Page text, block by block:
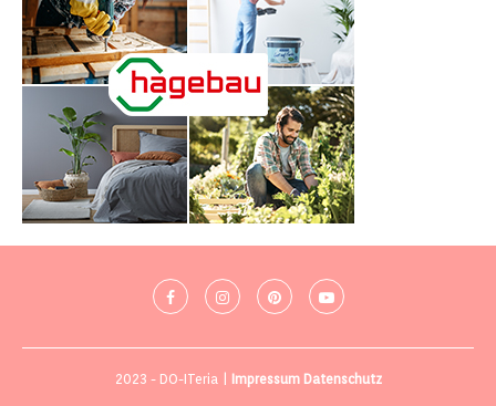
2023 - DO-ITeria | Impressum Datenschutz